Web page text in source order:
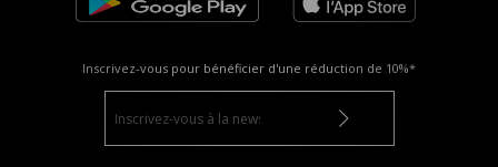
Inscrivez-vous pour bénéficier d'une réduction de 10%*